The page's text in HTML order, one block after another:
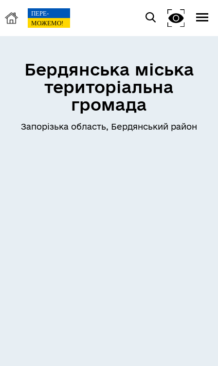
Бердянська міська
територіальна
громада
Запорізька область, Бердянський район